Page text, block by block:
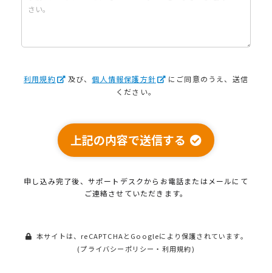
利用規約 及び、個人情報保護方針
にご同意のうえ、送信
ください。
上記の内容で送信する
申し込み完了後、サポートデスクから お電話またはメールにて
ご連絡させていただきます。
本サイトは、reCAPTCHAとGoogleにより保護されています。
(プライバシーポリシー ・ 利用規約)